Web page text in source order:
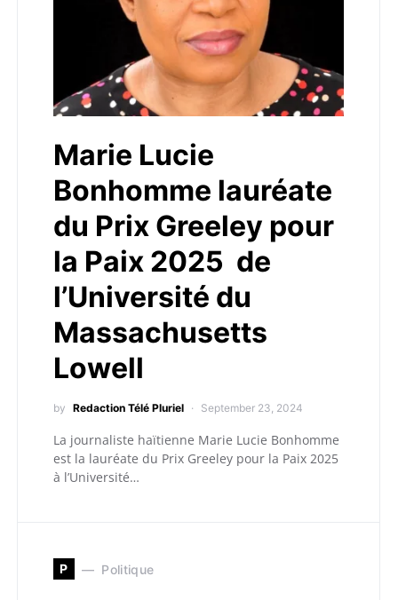
Marie Lucie
Bonhomme lauréate
du Prix Greeley pour
la Paix 2025 de
l’Université du
Massachusetts
Lowell
by Redaction Télé Pluriel September 23, 2024
La journaliste haïtienne Marie Lucie Bonhomme
est la lauréate du Prix Greeley pour la Paix 2025
à l’Université…
P Politique